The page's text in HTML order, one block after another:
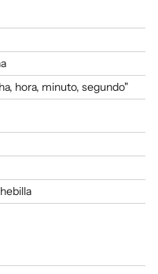
hora, minuto, segundo"